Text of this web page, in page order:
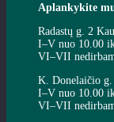
Aplankykite
Radastų g. 2
I–V nuo 10.00
VI–VII
K. Donelaičio g.
I–V nuo 10.00
VI–VII